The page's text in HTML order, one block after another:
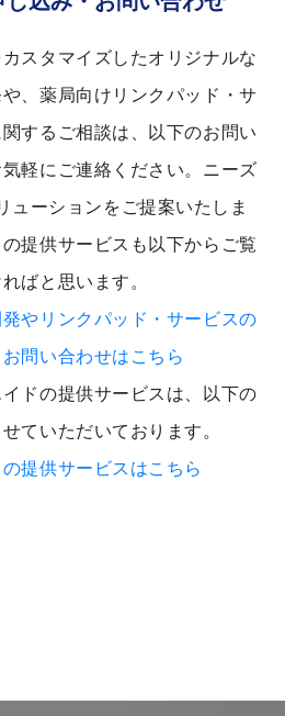
カスタマイズしたオリジナルな
、薬局向けリンクパッド・サ
するご相談は、以下のお問い
軽にご連絡ください。ニーズ
ューションをご提案いたしま
提供サービスも以下からご覧
ばと思います。
やリンクパッド・サービスの
問い合わせはこちら
ドの提供サービスは、以下の
ていただいております。
提供サービスはこちら